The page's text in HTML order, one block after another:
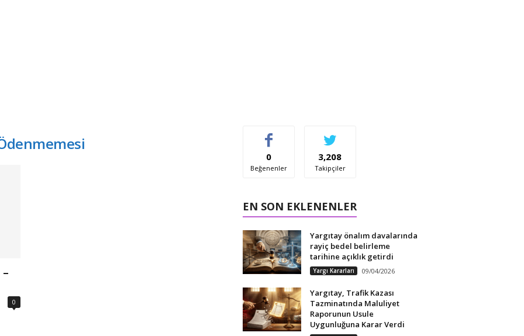
0
0
Beğenenler
3,208
Takipçiler
EN SON EKLENENLER
Yargıtay önalım davalarında
rayiç bedel belirleme
tarihine açıklık getirdi
Yargı Kararları 09/04/2026
Yargıtay, Trafik Kazası
Tazminatında Maluliyet
Raporunun Usule
Uygunluğuna Karar Verdi